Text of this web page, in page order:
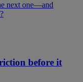
next one—and
before it